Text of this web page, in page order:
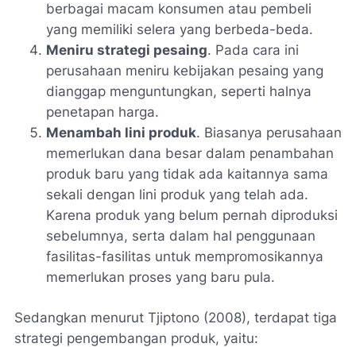
berbagai macam konsumen atau pembeli
yang memiliki selera yang berbeda-beda.
Meniru strategi pesaing. Pada cara ini
perusahaan meniru kebijakan pesaing yang
dianggap menguntungkan, seperti halnya
penetapan harga.
Menambah lini produk. Biasanya perusahaan
memerlukan dana besar dalam penambahan
produk baru yang tidak ada kaitannya sama
sekali dengan lini produk yang telah ada.
Karena produk yang belum pernah diproduksi
sebelumnya, serta dalam hal penggunaan
fasilitas-fasilitas untuk mempromosikannya
memerlukan proses yang baru pula.
Sedangkan menurut Tjiptono (2008), terdapat tiga
strategi pengembangan produk, yaitu: